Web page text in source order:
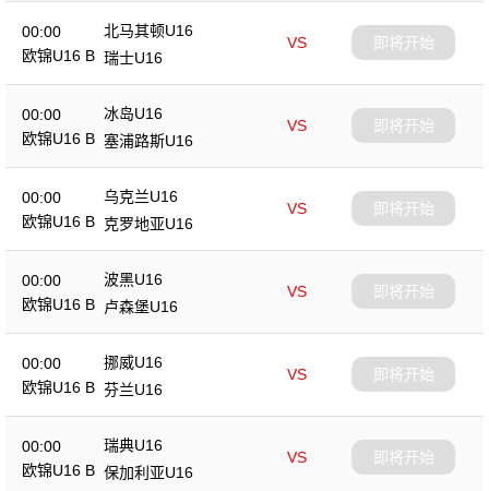
00:00
欧锦U16 B
北马其顿U16
VS
瑞士U16
即将开始
00:00
欧锦U16 B
冰岛U16
VS
塞浦路斯U16
即将开始
00:00
欧锦U16 B
乌克兰U16
VS
克罗地亚U16
即将开始
00:00
欧锦U16 B
波黑U16
VS
卢森堡U16
即将开始
00:00
欧锦U16 B
挪威U16
VS
芬兰U16
即将开始
00:00
欧锦U16 B
瑞典U16
VS
保加利亚U16
即将开始